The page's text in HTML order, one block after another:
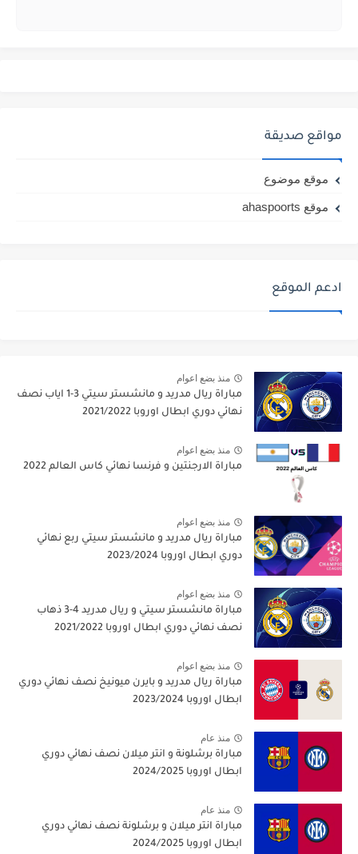
مواقع صديقة
موقع موضوع
موقع ahaspoorts
ادعم الموقع
منذ بضع اعوام
مباراة ريال مدريد و مانشستر سيتي 3-1 اياب نصف
نهائي دوري ابطال اوروبا 2021/2022
منذ بضع اعوام
مباراة الارجنتين و فرنسا نهائي كاس العالم 2022
منذ بضع اعوام
مباراة ريال مدريد و مانشستر سيتي ربع نهائي
دوري ابطال اوروبا 2023/2024
منذ بضع اعوام
مباراة مانشستر سيتي و ريال مدريد 4-3 ذهاب
نصف نهائي دوري ابطال اوروبا 2021/2022
منذ بضع اعوام
مباراة ريال مدريد و بايرن ميونيخ نصف نهائي دوري
ابطال اوروبا 2023/2024
منذ عام
مباراة برشلونة و انتر ميلان نصف نهائي دوري
ابطال اوروبا 2024/2025
منذ عام
مباراة انتر ميلان و برشلونة نصف نهائي دوري
ابطال اوروبا 2024/2025